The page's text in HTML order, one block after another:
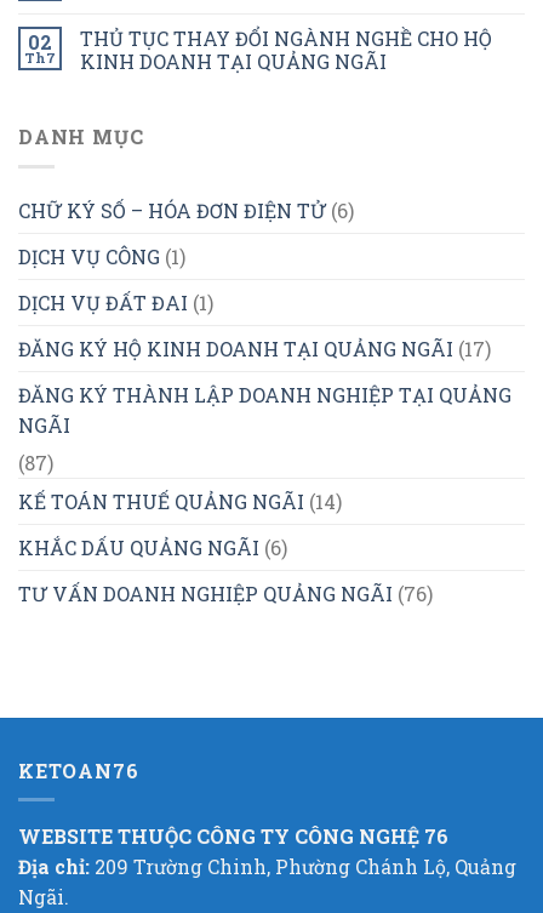
02
Th7
THỦ TỤC THAY ĐỔI NGÀNH NGHỀ CHO HỘ
KINH DOANH TẠI QUẢNG NGÃI
DANH MỤC
CHỮ KÝ SỐ – HÓA ĐƠN ĐIỆN TỬ(6)
DỊCH VỤ CÔNG (1)
DỊCH VỤ ĐẤT ĐAI (1)
ĐĂNG KÝ HỘ KINH DOANH TẠI QUẢNG NGÃI (17)
ĐĂNG KÝ THÀNH LẬP DOANH NGHIỆP TẠI QUẢNG
NGÃI
(87)
KẾ TOÁN THUẾ QUẢNG NGÃI (14)
KHẮC DẤU QUẢNG NGÃI (6)
TƯ VẤN DOANH NGHIỆP QUẢNG NGÃI (76)
KETOAN76
WEBSITE THUỘC CÔNG TY CÔNG NGHỆ 76
Địa chỉ: 209 Trường Chinh, Phường Chánh Lộ, Quảng
Ngãi.